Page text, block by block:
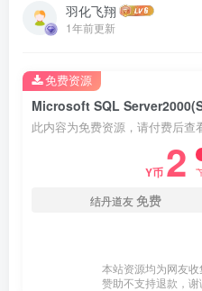
羽化飞翔
1年前更新
此内容为免费资源，请付费后查
Y币 2
结丹道友免费
本站资源均为网友收
赞助不支持退款，谢
免费资源